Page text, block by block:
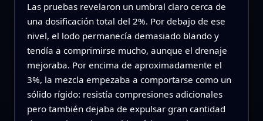
Las pruebas revelaron un umbral claro cerca de
una dosificación total del 2%. Por debajo de ese
nivel, el lodo permanecía demasiado blando y
tendía a comprimirse mucho, aunque el drenaje
mejoraba. Por encima de aproximadamente el
3%, la mezcla empezaba a comportarse como un
sólido rígido: resistía compresiones adicionales
pero también dejaba de expulsar gran cantidad